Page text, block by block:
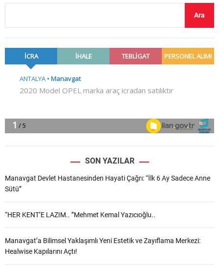
Ara
SON YAZILAR
Manavgat Devlet Hastanesinden Hayati Çağrı: “İlk 6 Ay Sadece Anne
Sütü”
“HER KENT’E LAZIM.. ”Mehmet Kemal Yazıcıoğlu..
Manavgat’a Bilimsel Yaklaşımlı Yeni Estetik ve Zayıflama Merkezi:
Healwise Kapılarını Açtı!